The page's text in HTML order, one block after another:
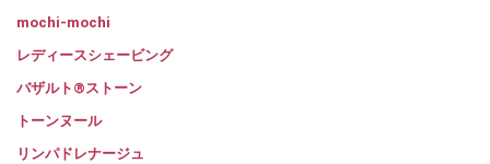
mochi-mochi
レディースシェービング
バザルト®ストーン
トーンヌール
リンパドレナージュ